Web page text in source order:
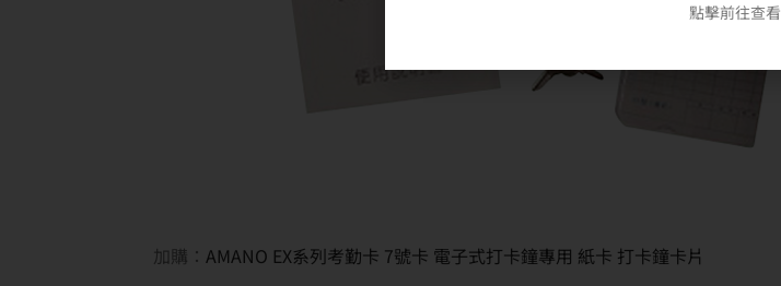
加購： AMANO EX系列考勤卡 7號卡 電子式打卡鐘專用 紙卡 打卡鐘卡片
點擊前往查看